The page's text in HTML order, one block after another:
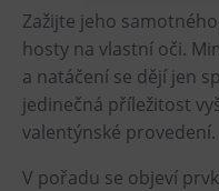
Heligonka
HopJump
Ściana
Akademia Kreatywna
Narodowe Muzeum
Zažijte jeho
hosty na vlastní oči.
a natáčení se dějí jen
jedinečná příležitost
valentýnské provedení.
V pořadu se objeví